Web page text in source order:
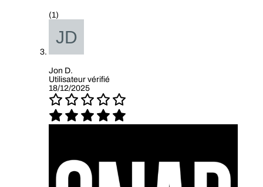
(1)
Jon D.
Utilisateur vérifié
18/12/2025